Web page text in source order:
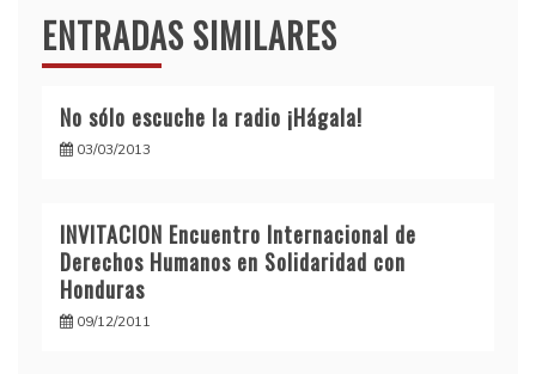
ENTRADAS SIMILARES
No sólo escuche la radio ¡Hágala!
03/03/2013
INVITACION Encuentro Internacional de
Derechos Humanos en Solidaridad con
Honduras
09/12/2011